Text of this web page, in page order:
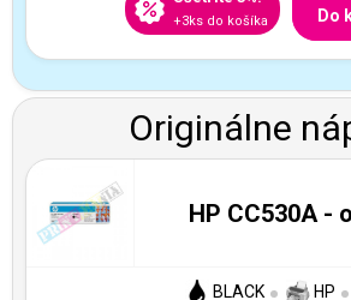
+3ks do košíka Do
Originálne
HP CC530A -
BLACK HP